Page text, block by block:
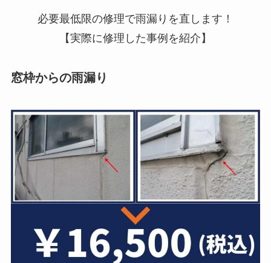
必要最低限の修理で雨漏りを直します！
【実際に修理した事例を紹介】
窓枠からの雨漏り